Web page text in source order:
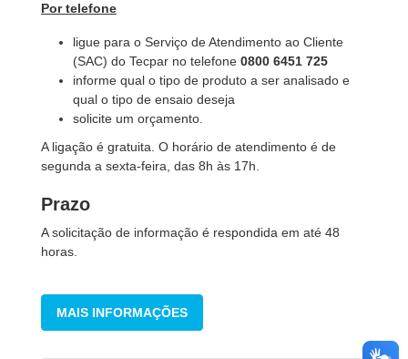
Por telefone
ligue para o Serviço de Atendimento ao Cliente
(SAC) do Tecpar no telefone 0800 6451 725
informe qual o tipo de produto a ser analisado e
qual o tipo de ensaio deseja
solicite um orçamento.
A ligação é gratuita. O horário de atendimento é de
segunda a sexta-feira, das 8h às 17h.
Prazo
A solicitação de informação é respondida em até 48
horas.
MAIS INFORMAÇÕES